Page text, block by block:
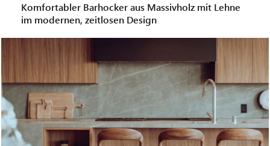
Komfortabler Barhocker aus Massivholz mit Lehne
im modernen, zeitlosen Design